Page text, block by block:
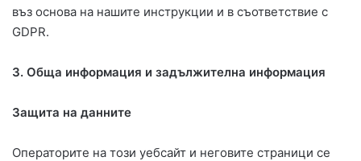
въз основа на нашите инструкции и в съответствие с
GDPR.
3. Обща информация и задължителна информация
Защита на данните
Операторите на този уебсайт и неговите страници се